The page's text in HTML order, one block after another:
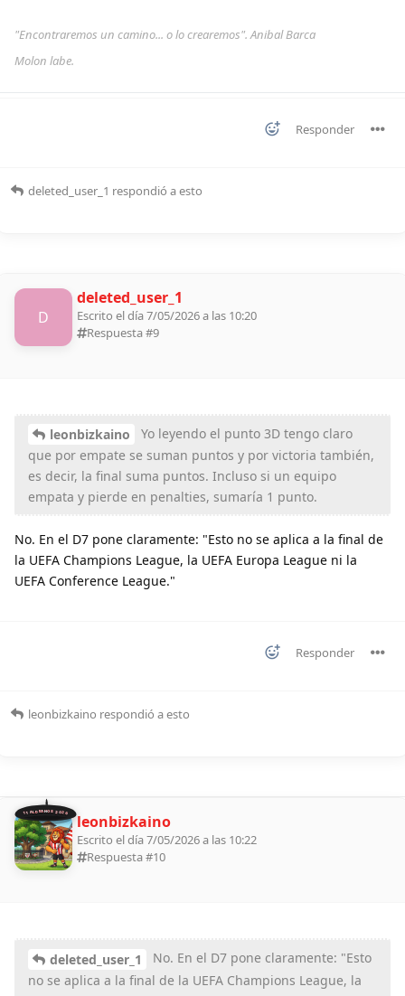
"Encontraremos un camino... o lo crearemos". Anibal Barca
Molon labe.
Responder
deleted_user_1 respondió a esto
D
deleted_user_1
Escrito el día 7/05/2026 a las 10:20
Respuesta #9
leonbizkaino
Yo leyendo el punto 3D tengo claro
que por empate se suman puntos y por victoria también,
es decir, la final suma puntos. Incluso si un equipo
empata y pierde en penalties, sumaría 1 punto.
No. En el D7 pone claramente: "Esto no se aplica a la final de
la UEFA Champions League, la UEFA Europa League ni la
UEFA Conference League."
Responder
leonbizkaino respondió a esto
11 ALDEANOS 2026 leonbizkaino
Escrito el día 7/05/2026 a las 10:22
Respuesta #10
deleted_user_1
No. En el D7 pone claramente: "Esto
no se aplica a la final de la UEFA Champions League, la